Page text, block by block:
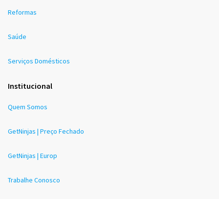
Reformas
Saúde
Serviços Domésticos
Institucional
Quem Somos
GetNinjas | Preço Fechado
GetNinjas | Europ
Trabalhe Conosco